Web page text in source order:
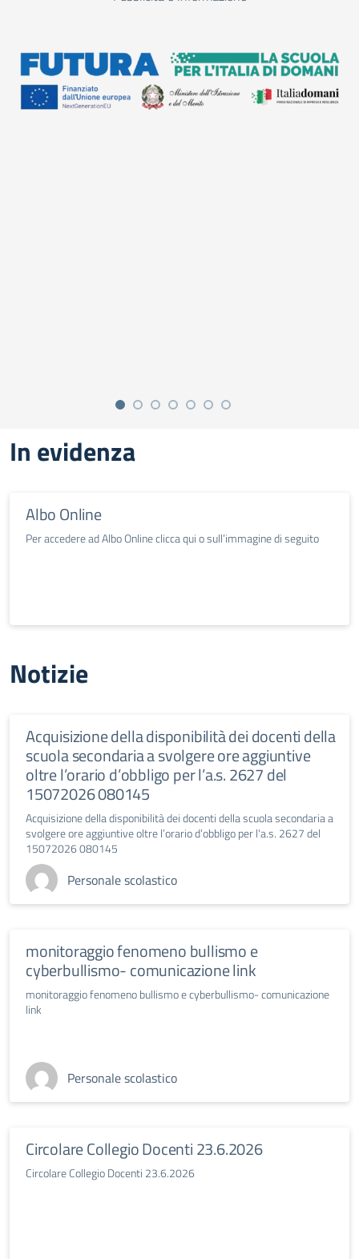
In evidenza
Albo Online
Per accedere ad Albo Online clicca qui o sull’immagine di seguito
Notizie
Acquisizione della disponibilità dei docenti della
scuola secondaria a svolgere ore aggiuntive
oltre l’orario d’obbligo per l’a.s. 2627 del
15072026 080145
Acquisizione della disponibilità dei docenti della scuola secondaria a
svolgere ore aggiuntive oltre l’orario d’obbligo per l'a.s. 2627 del
15072026 080145
Personale scolastico
monitoraggio fenomeno bullismo e
cyberbullismo- comunicazione link
monitoraggio fenomeno bullismo e cyberbullismo- comunicazione
link
Personale scolastico
Circolare Collegio Docenti 23.6.2026
Circolare Collegio Docenti 23.6.2026